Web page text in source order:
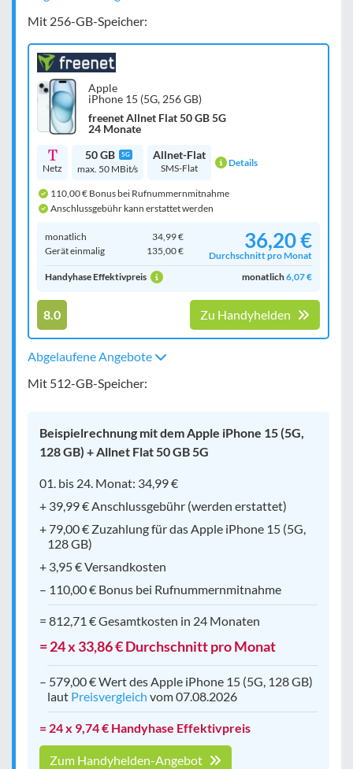
Mit 256-GB-Speicher:
Apple
iPhone 15 (5G, 256 GB)
freenet Allnet Flat 50 GB 5G
24 Monate
Netz
50 GB 5G
max. 50 MBit/s
Allnet-Flat
SMS-Flat Details
110,00 € Bonus bei Rufnummernmitnahme
Anschlussgebühr kann erstattet werden
monatlich
34,99 €
Gerät einmalig
135,00 € 36,20 €
Durchschnitt pro Monat
Handyhase Effektivpreis
monatlich6,07 €
8.0 Zu Handyhelden
Abgelaufene Angebote
Mit 512-GB-Speicher:
Beispielrechnung mit dem Apple iPhone 15 (5G,
128 GB) + Allnet Flat 50 GB 5G
01. bis 24. Monat: 34,99 €
+ 39,99 € Anschlussgebühr (werden erstattet)
+ 79,00 € Zuzahlung für das Apple iPhone 15 (5G,
128 GB)
+ 3,95 € Versandkosten
– 110,00 € Bonus bei Rufnummernmitnahme
= 812,71 € Gesamtkosten in 24 Monaten
= 24 x 33,86 € Durchschnitt pro Monat
– 579,00 € Wert des Apple iPhone 15 (5G, 128 GB)
laut Preisvergleich vom 07.08.2026
= 24 x 9,74 € Handyhase Effektivpreis
Zum Handyhelden-Angebot